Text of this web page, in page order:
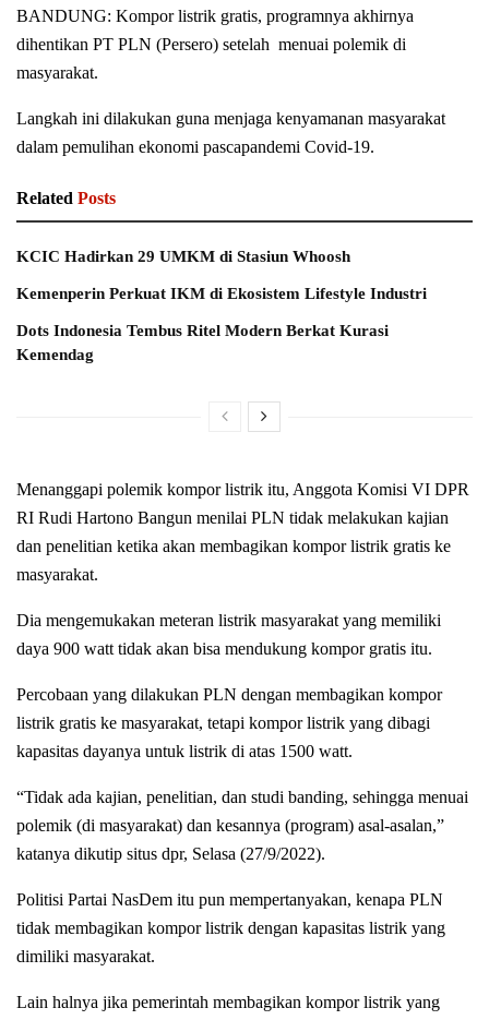
BANDUNG: Kompor listrik gratis, programnya akhirnya
dihentikan PT PLN (Persero) setelah menuai polemik di
masyarakat.
Langkah ini dilakukan guna menjaga kenyamanan masyarakat
dalam pemulihan ekonomi pascapandemi Covid-19.
Related Posts
KCIC Hadirkan 29 UMKM di Stasiun Whoosh
Kemenperin Perkuat IKM di Ekosistem Lifestyle Industri
Dots Indonesia Tembus Ritel Modern Berkat Kurasi
Kemendag
Menanggapi polemik kompor listrik itu, Anggota Komisi VI DPR
RI Rudi Hartono Bangun menilai PLN tidak melakukan kajian
dan penelitian ketika akan membagikan kompor listrik gratis ke
masyarakat.
Dia mengemukakan meteran listrik masyarakat yang memiliki
daya 900 watt tidak akan bisa mendukung kompor gratis itu.
Percobaan yang dilakukan PLN dengan membagikan kompor
listrik gratis ke masyarakat, tetapi kompor listrik yang dibagi
kapasitas dayanya untuk listrik di atas 1500 watt.
“Tidak ada kajian, penelitian, dan studi banding, sehingga menuai
polemik (di masyarakat) dan kesannya (program) asal-asalan,”
katanya dikutip situs dpr, Selasa (27/9/2022).
Politisi Partai NasDem itu pun mempertanyakan, kenapa PLN
tidak membagikan kompor listrik dengan kapasitas listrik yang
dimiliki masyarakat.
Lain halnya jika pemerintah membagikan kompor listrik yang